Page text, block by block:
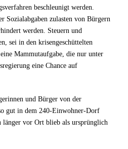
beschleunigt werden.
Sozialabgaben zulasten von Bürgern
werden. Steuern und
sei in den krisengeschüttelten
Mammutaufgabe, die nur unter
eine Chance auf
und Bürger von der
gut in dem 240-Einwohner-Dorf
länger vor Ort blieb als ursprünglich